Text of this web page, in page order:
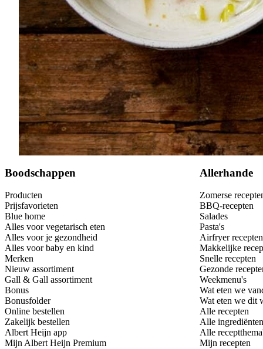
citroen
250 mlverse slagroom
Boodschappen
Producten
Prijsfavorieten
Blue home
Alles voor vegetarisch eten
Alles voor je gezondheid
Alles voor baby en kind
Merken
Nieuw assortiment
Gall & Gall assortiment
Bonus
Bonusfolder
Online bestellen
Zakelijk bestellen
Albert Heijn app
Mijn Albert Heijn Premium
Allerhande
Zomerse
BBQ-recepten
Salades
Pasta's
Airfryer recepten
Makkelijke
Snelle recepten
Gezonde
Weekmenu's
Wat eten we
Wat eten we dit
Alle recepten
Alle ingrediënten
Alle
Mijn recepten